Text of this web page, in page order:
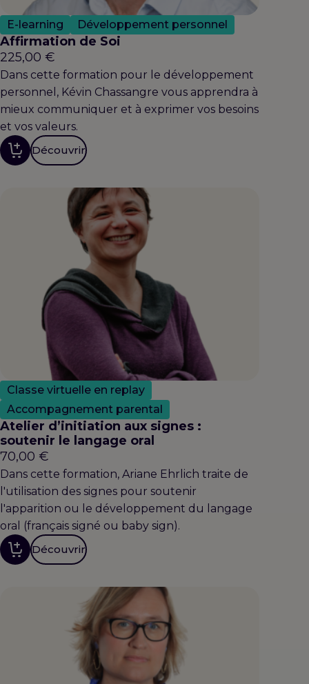
E-learning Développement personnel
Affirmation de Soi
225,00 €
Dans cette formation pour le développement
personnel, Kévin Chassangre vous apprendra à
mieux communiquer et à exprimer vos besoins
et vos valeurs.
Découvrir
Classe virtuelle en replay
Accompagnement parental
Atelier d’initiation aux signes :
soutenir le langage oral
70,00 €
Dans cette formation, Ariane Ehrlich traite de
l'utilisation des signes pour soutenir
l'apparition ou le développement du langage
oral (français signé ou baby sign).
Découvrir